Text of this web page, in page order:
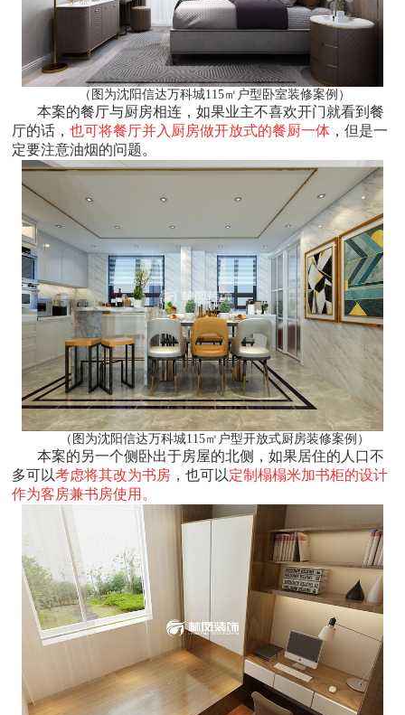
（图为沈阳信达万科城115㎡户型卧室装修案例）
本案的餐厅与厨房相连，如果业主不喜欢开门就看到餐
厅的话，也可将餐厅并入厨房做开放式的餐厨一体 ，但是一
定要注意油烟的问题。
（图为沈阳信达万科城115㎡户型开放式厨房装修案例）
本案的另一个侧卧出于房屋的北侧，如果居住的人口不
多可以考虑将其改为书房 ，也可以定制榻榻米加书柜的设计
作为客房兼书房使用。